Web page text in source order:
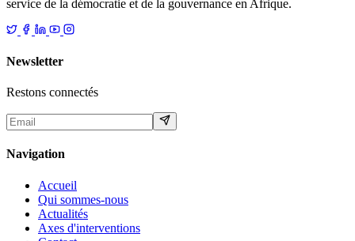
service de la démocratie et de la gouvernance en Afrique.
Newsletter
Restons connectés
Navigation
Accueil
Qui sommes-nous
Actualités
Axes d'interventions